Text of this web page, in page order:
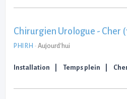
Chirurgien Urologue - Cher
PHI RH - Aujourd'hui
Installation Temps plein